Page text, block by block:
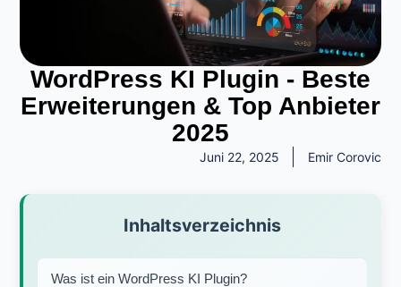
WordPress KI Plugin - Beste
Erweiterungen & Top Anbieter
2025
Juni 22, 2025 Emir Corovic
Inhaltsverzeichnis
Was ist ein WordPress KI Plugin?